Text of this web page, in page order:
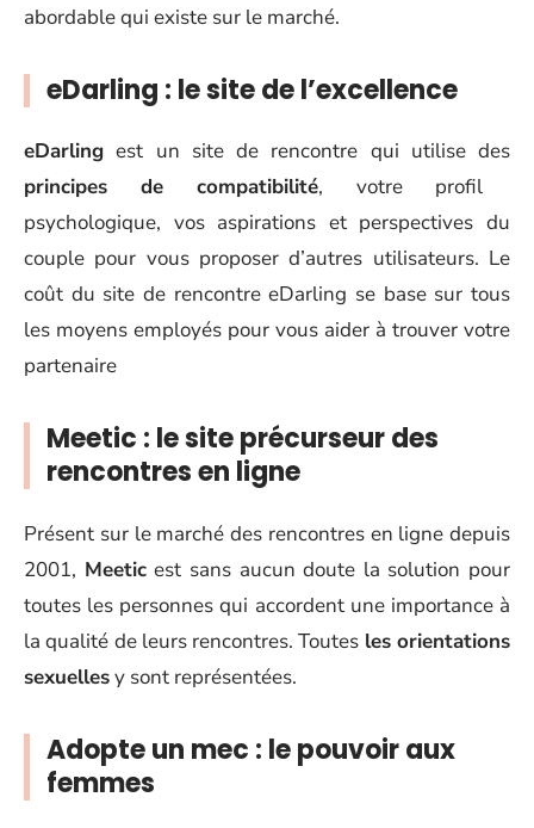
abordable qui existe sur le marché.
eDarling : le site de l’excellence
eDarling est un site de rencontre qui utilise des
principes de compatibilité, votre profil
psychologique, vos aspirations et perspectives du
couple pour vous proposer d’autres utilisateurs. Le
coût du site de rencontre eDarling se base sur tous
les moyens employés pour vous aider à trouver votre
partenaire
Meetic : le site précurseur des
rencontres en ligne
Présent sur le marché des rencontres en ligne depuis
2001, Meeticest sans aucun doute la solution pour
toutes les personnes qui accordent une importance à
la qualité de leurs rencontres. Toutes les orientations
sexuellesy sont représentées.
Adopte un mec : le pouvoir aux
femmes